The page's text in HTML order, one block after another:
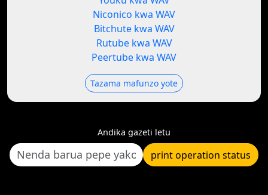
Niconico kwa WAV
Bitchute kwa WAV
Rutube kwa WAV
Peertube kwa WAV
Tazama mafunzo yote
Andika gazeti letu
print operation status